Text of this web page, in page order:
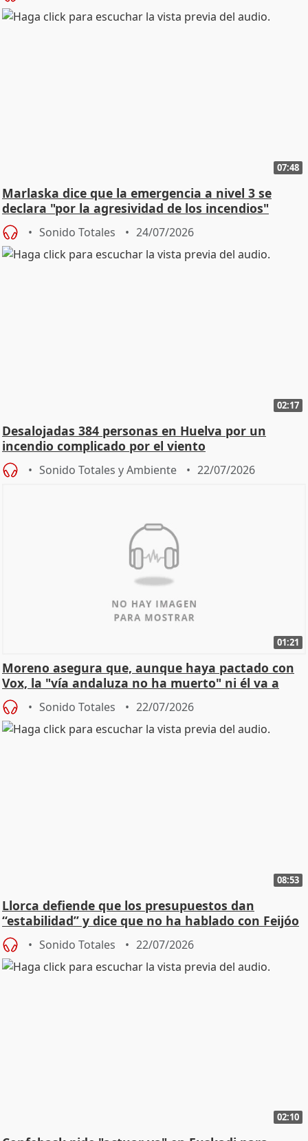
07:48
Marlaska dice que la emergencia a nivel 3 se
declara "por la agresividad de los incendios"
Sonido Totales 24/07/2026
02:17
Desalojadas 384 personas en Huelva por un
incendio complicado por el viento
Sonido Totales y Ambiente 22/07/2026
01:21
Moreno asegura que, aunque haya pactado con
Vox, la "vía andaluza no ha muerto" ni él va a
"cambiar"
Sonido Totales 22/07/2026
08:53
Llorca defiende que los presupuestos dan
“estabilidad” y dice que no ha hablado con Feijóo
Sonido Totales 22/07/2026
02:10